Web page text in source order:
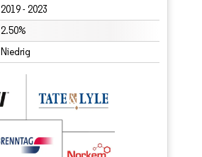
2019 - 2023
2.50%
Niedrig